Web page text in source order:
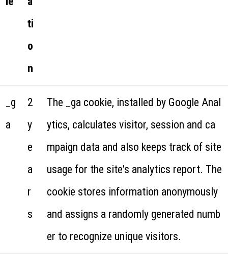
ti
o
n
_g
a
2
y
e
a
r
s
The _ga cookie, installed by Google Anal
ytics, calculates visitor, session and ca
mpaign data and also keeps track of site
usage for the site's analytics report. The
cookie stores information anonymously
and assigns a randomly generated numb
er to recognize unique visitors.